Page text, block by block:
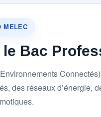
MELEC
Bac
des réseaux d’énergie,